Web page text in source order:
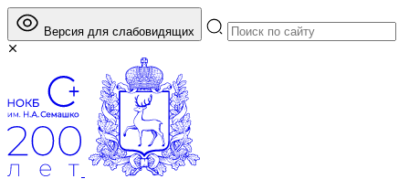
Версия для слабовидящих